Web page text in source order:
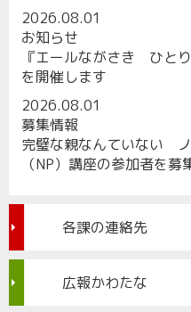
2026.08.01
お知らせ
『エールながさき ひと
を開催します
2026.08.01
募集情報
完璧な親なんていない
（NP）講座の参加者を募
各課の連絡先
広報かわたな